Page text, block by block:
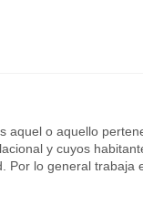
aquel o aquello
y cuyos
Por lo general trabaja